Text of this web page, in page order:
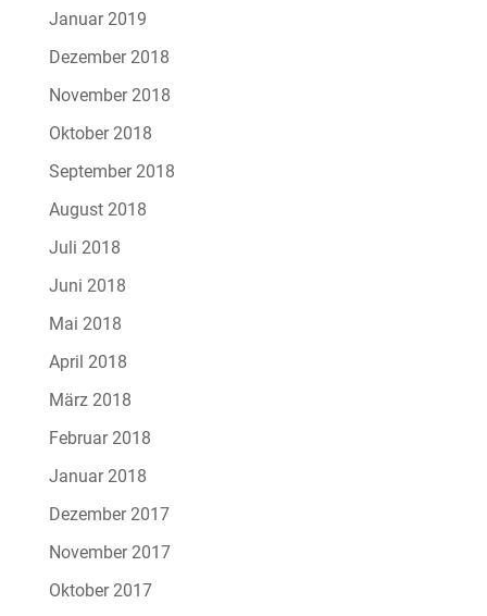
Januar 2019
Dezember 2018
November 2018
Oktober 2018
September 2018
August 2018
Juli 2018
Juni 2018
Mai 2018
April 2018
März 2018
Februar 2018
Januar 2018
Dezember 2017
November 2017
Oktober 2017